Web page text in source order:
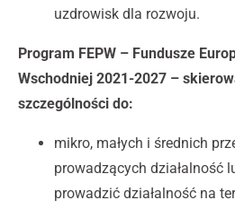
uzdrowisk dla rozwoju.
Program FEPW – Fundusze
Wschodniej 2021-2027 –
szczególności do:
mikro, małych i średnich
prowadzących działalność
prowadzić działalność na